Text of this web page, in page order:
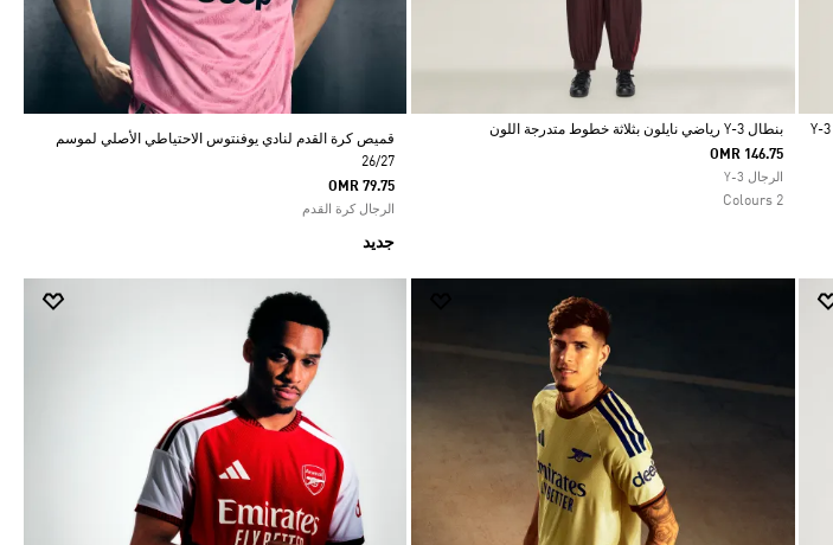
Selected
بنطال Y-3 رياضي نايلون بثلاثة خطوط متدرجة اللون
OMR 146.75
الرجال Y-3
2 Colours
قميص كرة القدم لنادي يوفنتوس الاحتياطي الأصلي لموسم
26/27
OMR 79.75
الرجال كرة القدم
جديد